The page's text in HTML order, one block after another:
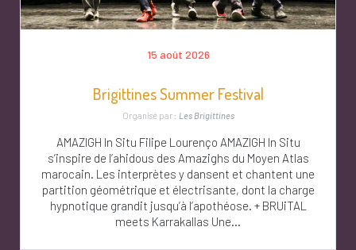
15 août 2026
Brigittines Summer Festival
Organisé par : Les Brigittines
AMAZIGH In Situ Filipe Lourenço AMAZIGH In Situ
s’inspire de l’ahidous des Amazighs du Moyen Atlas
marocain. Les interprètes y dansent et chantent une
partition géométrique et électrisante, dont la charge
hypnotique grandit jusqu’à l’apothéose. + BRUiTAL
meets Karrakallas Une...